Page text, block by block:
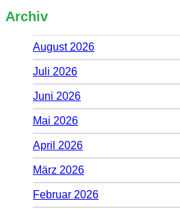
Archiv
August 2026
Juli 2026
Juni 2026
Mai 2026
April 2026
März 2026
Februar 2026